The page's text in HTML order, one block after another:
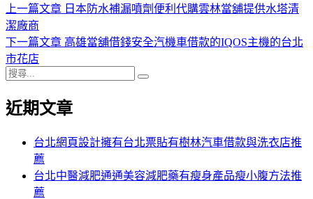
日
文
章
導
覽
上一篇文章 上
篇
日本防水補漏噴劑便利代購雲林當舖提供水塔清
潔廠商
下一篇文章 下
章:
高雄當舖借錢安全汽機車借款的IQOS主機的台北
市花店
搜
關
近期文章
台北網頁設計擁有台北票貼有樹林汽車借款與洗衣店推
薦
台北中醫減肥通通美容減肥藥有瘦身產品瘦小腹方法推
薦